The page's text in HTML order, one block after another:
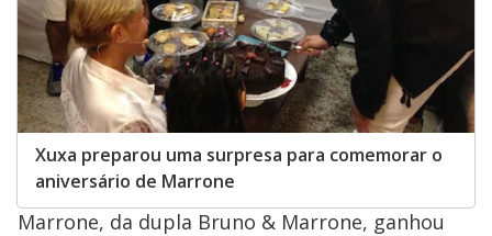
Xuxa preparou uma surpresa para comemorar o
aniversário de Marrone
Marrone, da dupla Bruno & Marrone, ganhou